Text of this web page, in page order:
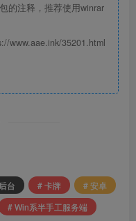
的注释，推荐使用winrar
www.aae.ink/35201.html
台 # 卡牌
# 安卓
# Win系半手工服务端